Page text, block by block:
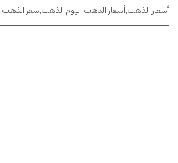
أسعار الذهب,أسعار الذهب اليوم,الذهب,سعر الذهب,